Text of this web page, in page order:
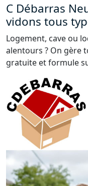
C Débarras
vidons tous
Logement, cave ou
alentours ? On gère
gratuite et formule